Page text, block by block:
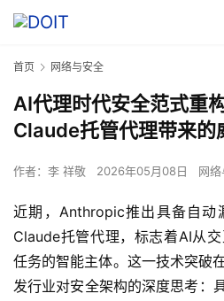
首页 网络与安全
AI代理时代安全范式重
Claude托管代理带来的
作者： 李 祥敬 2026年05月08日 网
近期，Anthropic推出具备自动
Claude托管代理，标志着AI从
任务的智能主体。这一技术突破
发行业对安全架构的深度思考：